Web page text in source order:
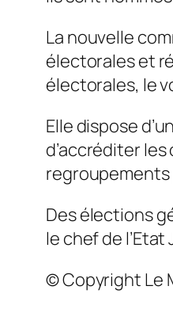
La nouvelle
électorales et
électorales, le
Elle dispose
d’accréditer
Des élections
le chef de l’Etat
© Copyright Le